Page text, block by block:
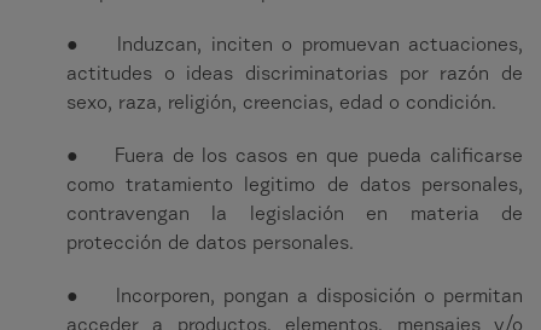
● Induzcan, inciten o promuevan actuaciones,
actitudes o ideas discriminatorias por razón de
sexo, raza, religión, creencias, edad o condición.
● Fuera de los casos en que pueda calificarse
como tratamiento legitimo de datos personales,
contravengan la legislación en materia de
protección de datos personales.
● Incorporen, pongan a disposición o permitan